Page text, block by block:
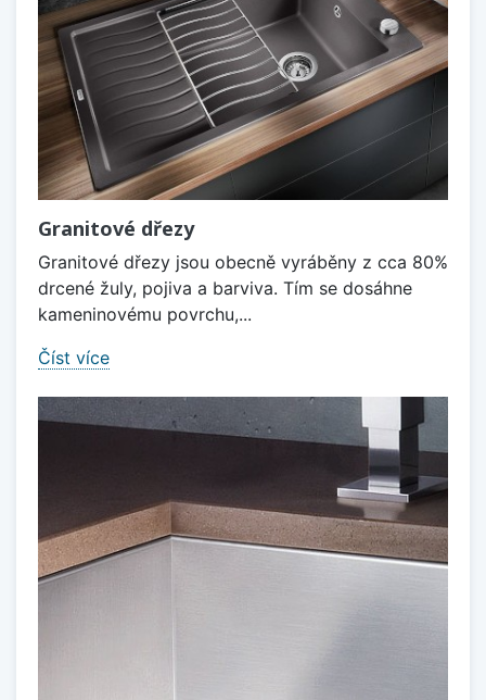
Granitové dřezy
Granitové dřezy jsou obecně vyráběny z cca 80%
drcené žuly, pojiva a barviva. Tím se dosáhne
kameninovému povrchu,...
Číst více